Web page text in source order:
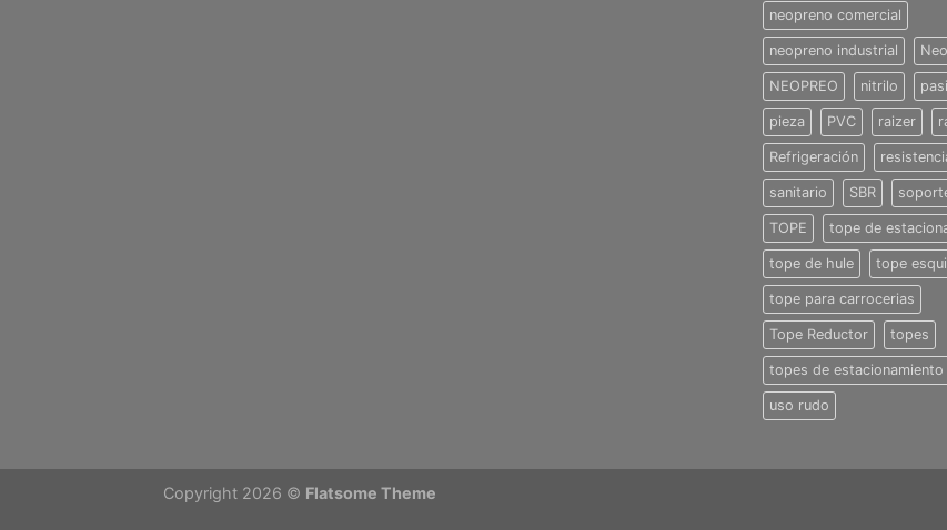
neopreno comercial
neopreno industrial
NEOPREO nitrilo
pieza PVC raizer
Refrigeración
sanitario SBR
TOPE tope de
tope de hule tope
tope para carrocerias
Tope Reductor topes
topes de estacionamiento
uso rudo
Copyright 2026 © Flatsome Theme